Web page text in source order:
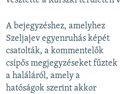
A bejegyzéshez, amelyhez
Szeljajev egyenruhás képét
csatolták, a kommentelők
csípős megjegyzéseket fűztek
a haláláról, amely a
hatóságok szerint akkor